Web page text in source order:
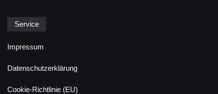
Service
Impressum
Datenschutzerklärung
Cookie-Richtlinie (EU)